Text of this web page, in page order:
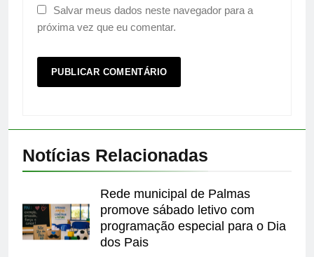
Salvar meus dados neste navegador para a
próxima vez que eu comentar.
Notícias Relacionadas
Rede municipal de Palmas
promove sábado letivo com
programação especial para o Dia
dos Pais